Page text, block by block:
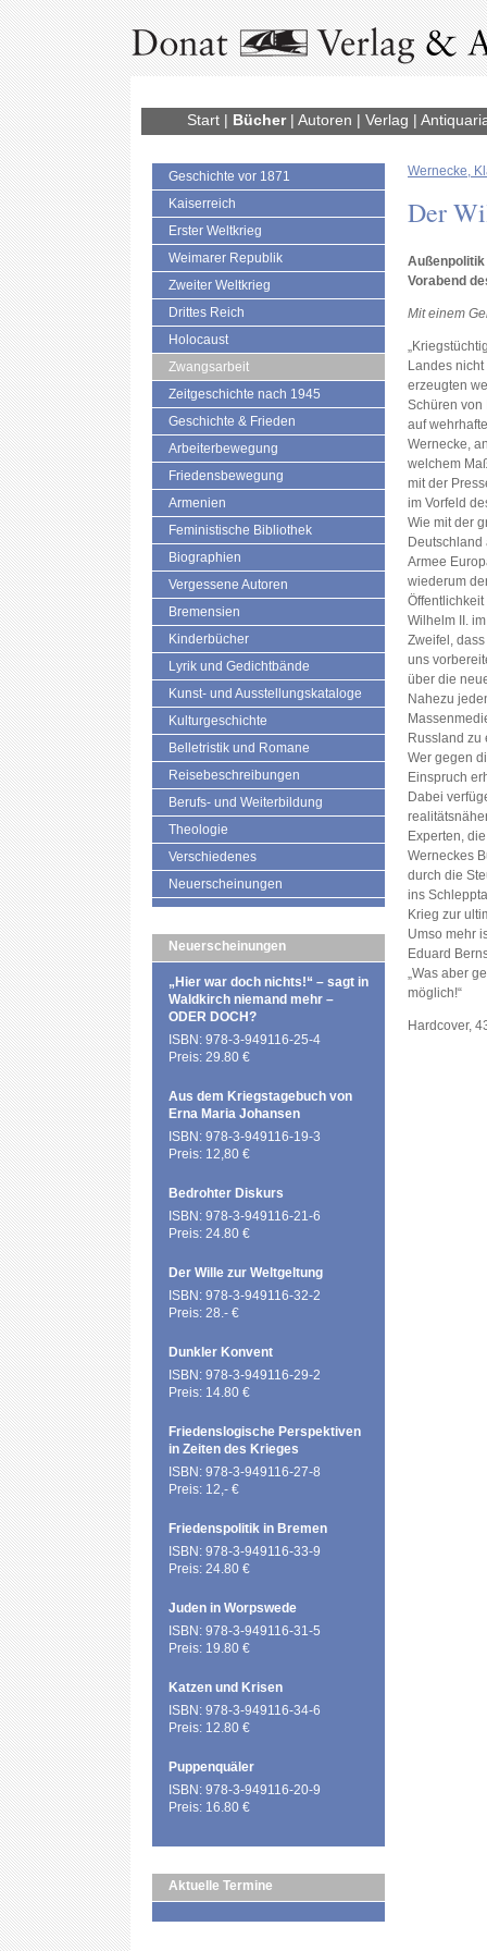
Start| Bücher| Autoren | Verlag |
Geschichte vor 1871
Kaiserreich
Erster Weltkrieg
Weimarer Republik
Zweiter Weltkrieg
Drittes Reich
Holocaust
Zwangsarbeit
Zeitgeschichte nach 1945
Geschichte & Frieden
Arbeiterbewegung
Friedensbewegung
Armenien
Feministische Bibliothek
Biographien
Vergessene Autoren
Bremensien
Kinderbücher
Lyrik und Gedichtbände
Kunst- und Ausstellungskataloge
Kulturgeschichte
Belletristik und Romane
Reisebeschreibungen
Berufs- und Weiterbildung
Theologie
Verschiedenes
Neuerscheinungen
Neuerscheinungen
„Hier war doch nichts!“ – sagt in
Waldkirch niemand mehr –
ODER DOCH?
ISBN: 978-3-949116-25-4
Preis: 29.80 €
Aus dem Kriegstagebuch von
Erna Maria Johansen
ISBN: 978-3-949116-19-3
Preis: 12,80 €
Bedrohter Diskurs
ISBN: 978-3-949116-21-6
Preis: 24.80 €
Der Wille zur Weltgeltung
ISBN: 978-3-949116-32-2
Preis: 28.- €
Dunkler Konvent
ISBN: 978-3-949116-29-2
Preis: 14.80 €
Friedenslogische Perspektiven
in Zeiten des Krieges
ISBN: 978-3-949116-27-8
Preis: 12,- €
Friedenspolitik in Bremen
ISBN: 978-3-949116-33-9
Preis: 24.80 €
Juden in Worpswede
ISBN: 978-3-949116-31-5
Preis: 19.80 €
Katzen und Krisen
ISBN: 978-3-949116-34-6
Preis: 12.80 €
Puppenquäler
ISBN: 978-3-949116-20-9
Preis: 16.80 €
Aktuelle Termine
Wernecke,
Der
Vorabend
Mit einem
Landes
erzeugten
Schüren von
auf
Wernecke,
welchem
mit der
im Vorfeld
Wie mit der
Deutschland
Armee
wiederum
Wilhelm II.
Zweifel,
uns
über die
Nahezu
Russland zu
Wer gegen
Einspruch
Dabei
Experten,
Werneckes
durch die
ins
Krieg zur
Umso mehr
Eduard
„Was aber
möglich!“
Hardcover,